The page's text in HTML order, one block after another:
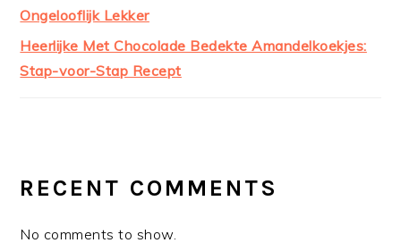
Ongelooflijk Lekker
Heerlijke Met Chocolade Bedekte Amandelkoekjes:
Stap-voor-Stap Recept
RECENT COMMENTS
No comments to show.